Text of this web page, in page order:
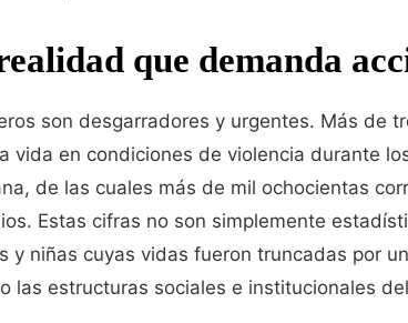
que demanda
son desgarradores y urgentes. Más de
vida en condiciones de violencia durante
de las cuales más de mil ochocientas
Estas cifras no son simplemente
y niñas cuyas vidas fueron truncadas por
las estructuras sociales e institucionales